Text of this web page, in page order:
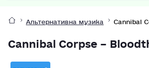
Альтернативна музика Cannibal
Cannibal Corpse –